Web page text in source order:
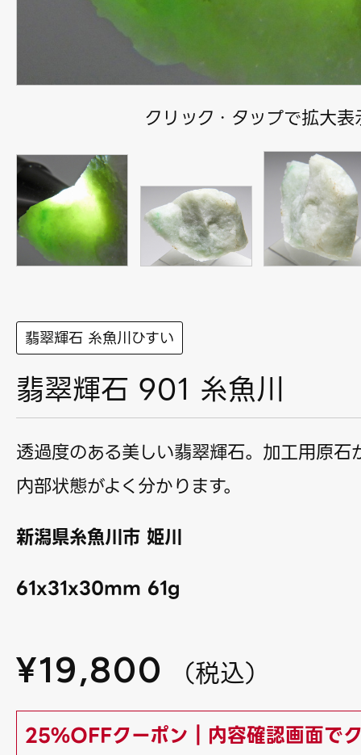
クリック・タップで拡大表
翡翠輝石 糸魚川ひすい
翡翠輝石 901 糸魚川
透過度のある美しい翡翠輝石。加工用原石
内部状態がよく分かります。
新潟県糸魚川市 姫川
61x31x30mm 61g
¥19,800 （税込）
25%OFFクーポン｜内容確認画面で